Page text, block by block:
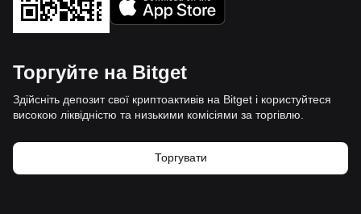
Торгуйте на Bitget
Здійсніть депозит свої криптоактивів на Bitget і користуйтеся
високою ліквідністю та низькими комісіями за торгівлю.
Торгувати